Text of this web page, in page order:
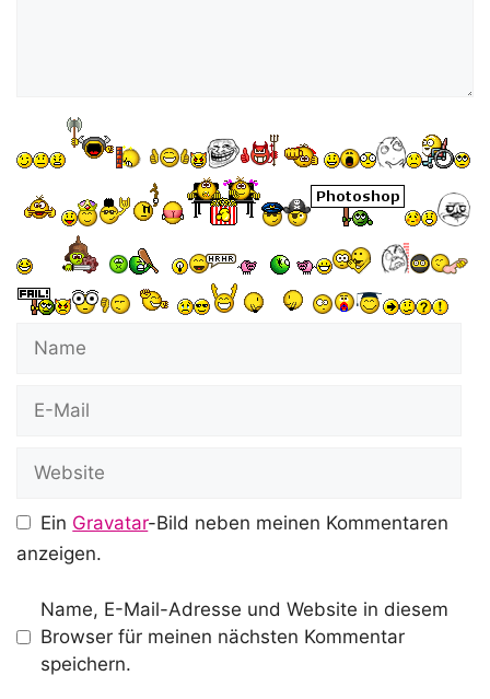
Name
Website
Ein Gravatar-Bild neben meinen Kommentaren
anzeigen.
Name, E-Mail-Adresse und Website in diesem
Browser für meinen nächsten Kommentar
speichern.